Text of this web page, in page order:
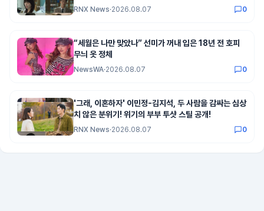
RNX News·2026.08.07 0
“세월은 나만 맞았나” 선미가 꺼내 입은 18년 전 호피
무늬 옷 정체
NewsWA·2026.08.07 0
'그래, 이혼하자' 이민정-김지석, 두 사람을 감싸는 심상
치 않은 분위기! 위기의 부부 투샷 스틸 공개!
RNX News·2026.08.07 0